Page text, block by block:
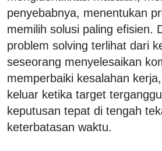
penyebabnya, menentukan
memilih solusi paling efisien.
problem solving terlihat dari
seseorang menyelesaikan
memperbaiki kesalahan
keluar ketika target
keputusan tepat di tengah
keterbatasan waktu.